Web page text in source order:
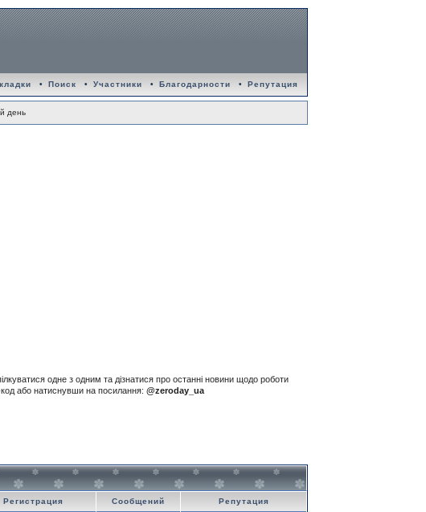
• Поиск • Участники • Благодарности • Репутация
день
одне з одним та дізнатися про останні новини щодо роботи
або натиснувши на посилання: @zeroday_ua
Регистрация Сообщений Репутация